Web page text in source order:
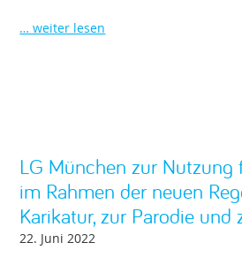
… weiter lesen
LG München zur Nutzung
im Rahmen der neuen
Karikatur, zur Parodie und
22. Juni 2022